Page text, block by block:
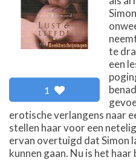
1
te
een
erotische verlangens naar
stellen haar voor een
ervan overtuigd dat Simon
kunnen gaan. Nu is het haar